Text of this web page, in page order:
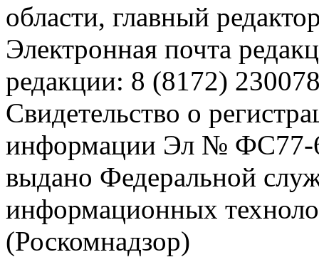
области, главный
Электронная почта
редакции: 8 (8172)
Свидетельство о
информации Эл № ФС77-
выдано Федеральной
информационных
(Роскомнадзор)